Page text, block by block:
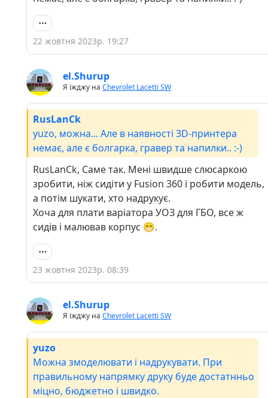
22 жовтня 2023р. 19:27
el.Shurup
Я їжджу на Chevrolet Lacetti SW
RusLanCk
yuzo, можна... Але в наявності 3D-принтера
немає, але є болгарка, гравер та напилки.. :-)
RusLanCk, Саме так. Мені швидше слюсаркою
зробити, ніж сидіти у Fusion 360 і робити модель,
а потім шукати, хто надрукує.
Хоча для плати варіатора УОЗ для ГБО, все ж
сидів і малював корпус 😁.
23 жовтня 2023р. 08:39
el.Shurup
Я їжджу на Chevrolet Lacetti SW
yuzo
Можна змоделювати і надрукувати. При
правильному напрямку друку буде достатнньо
міцно, бюджетно і швидко.